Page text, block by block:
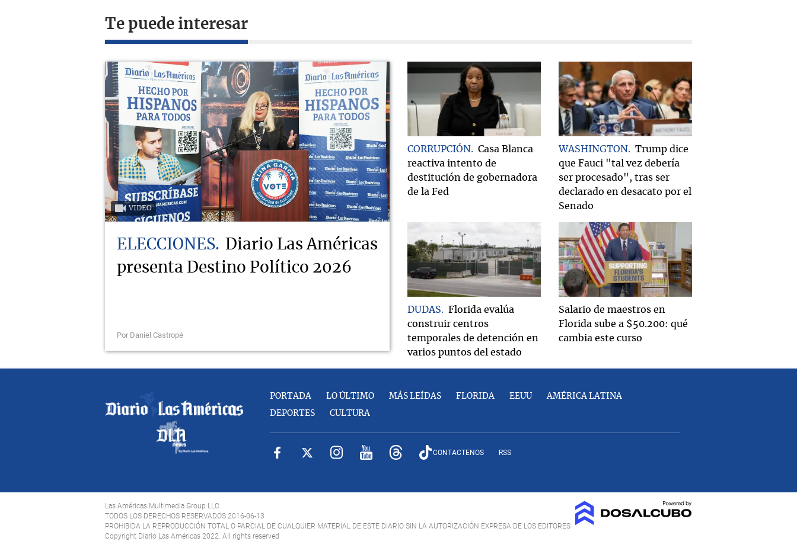
Te puede interesar
VIDEO
ELECCIONES
Diario Las Américas
presenta Destino Político 2026
Por Daniel Castropé
CORRUPCIÓN
Casa Blanca
reactiva intento de
destitución de gobernadora
de la Fed
WASHINGTON
Trump dice
que Fauci "tal vez debería
ser procesado", tras ser
declarado en desacato por el
Senado
DUDAS
Florida evalúa
construir centros
temporales de detención en
varios puntos del estado
Salario de maestros en
Florida sube a $50.200: qué
cambia este curso
PORTADA LO ÚLTIMO MÁS LEÍDAS FLORIDA EEUU AMÉRICA LATINA
DEPORTES CULTURA
CONTACTENOS RSS
Las Américas Multimedia Group LLC.
TODOS LOS DERECHOS RESERVADOS 2016-06-13
PROHIBIDA LA REPRODUCCIÓN TOTAL O PARCIAL DE CUALQUIER MATERIAL DE ESTE DIARIO SIN LA AUTORIZACIÓN EXPRESA DE LOS EDITORES
Copyright Diario Las Américas 2022. All rights reserved